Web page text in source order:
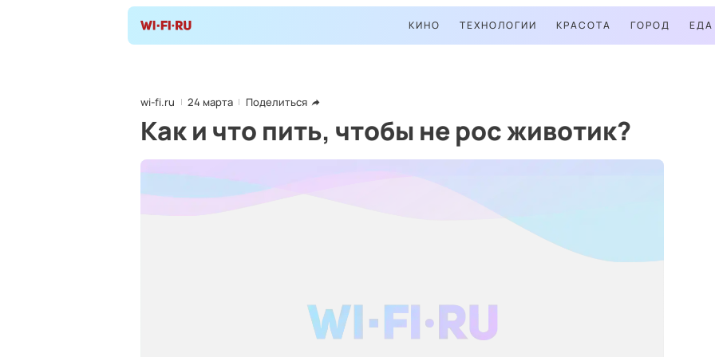
КИНО ТЕХНОЛОГИИ КРАСОТА ГОРОД ЕДА
wi-fi.ru 24 марта Поделиться
Как и что пить, чтобы не рос животик?